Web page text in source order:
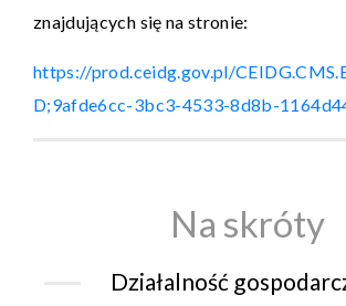
znajdujących się na stronie:
https://prod.ceidg.gov.pl/
D;9afde6cc-3bc3-4533-8d8b-
Na skróty
Działalność